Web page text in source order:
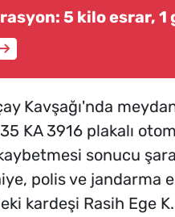
5 kilo esrar, 1
Kavşağı'nda
KA 3916 plakalı
sonucu
polis ve jandarma
kardeşi Rasih Ege K.